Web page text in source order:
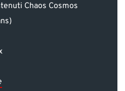
Chaos Cosmos